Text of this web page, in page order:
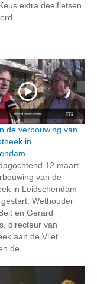
extra deelfietsen
de verbouwing van
in
12 maart
van de
in Leidschendam
Wethouder
en Gerard
directeur van
aan de Vliet
de...